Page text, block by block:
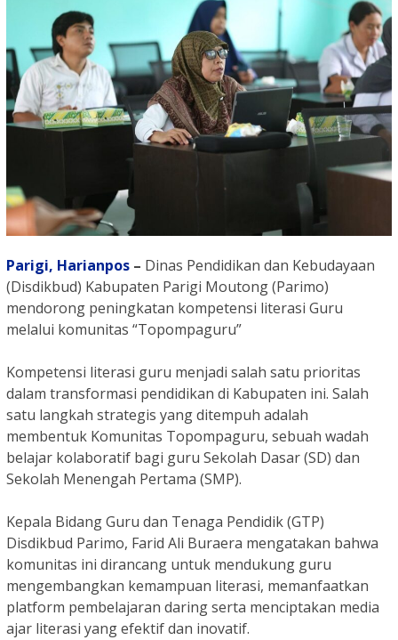
Parigi, Harianpos – Dinas Pendidikan dan Kebudayaan
(Disdikbud) Kabupaten Parigi Moutong (Parimo)
mendorong peningkatan kompetensi literasi Guru
melalui komunitas “Topompaguru”
Kompetensi literasi guru menjadi salah satu prioritas
dalam transformasi pendidikan di Kabupaten ini. Salah
satu langkah strategis yang ditempuh adalah
membentuk Komunitas Topompaguru, sebuah wadah
belajar kolaboratif bagi guru Sekolah Dasar (SD) dan
Sekolah Menengah Pertama (SMP).
Kepala Bidang Guru dan Tenaga Pendidik (GTP)
Disdikbud Parimo, Farid Ali Buraera mengatakan bahwa
komunitas ini dirancang untuk mendukung guru
mengembangkan kemampuan literasi, memanfaatkan
platform pembelajaran daring serta menciptakan media
ajar literasi yang efektif dan inovatif.